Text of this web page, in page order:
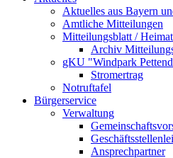
Aktuelles aus Bayern
Amtliche Mitteilungen
Mitteilungsblatt /
Archiv
gKU "Windpark
Stromertrag
Notruftafel
Bürgerservice
Verwaltung
Ansprechpartner